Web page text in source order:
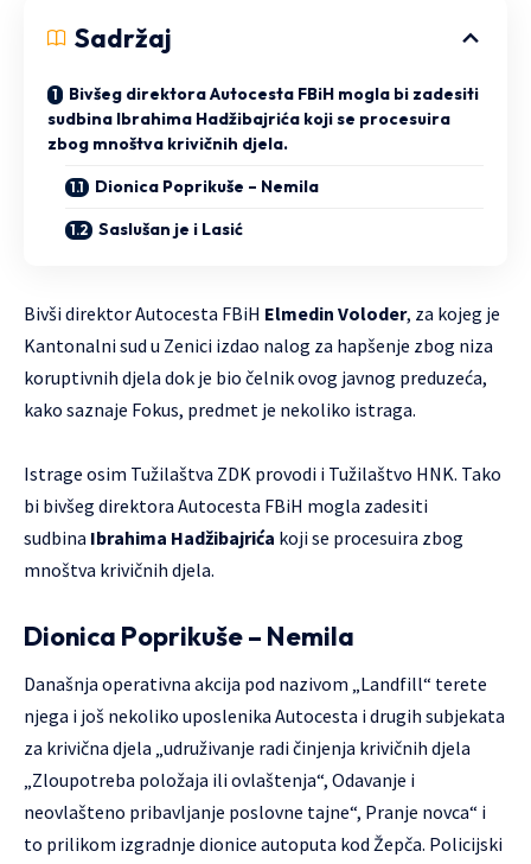
Sadržaj
Bivšeg direktora Autocesta FBiH mogla bi zadesiti
sudbina Ibrahima Hadžibajrića koji se procesuira
zbog mnoštva krivičnih djela.
Dionica Poprikuše – Nemila
Saslušan je i Lasić
Bivši direktor Autocesta FBiH Elmedin Voloder, za kojeg je
Kantonalni sud u Zenici izdao nalog za hapšenje zbog niza
koruptivnih djela dok je bio čelnik ovog javnog preduzeća,
kako saznaje Fokus, predmet je nekoliko istraga.
Istrage osim Tužilaštva ZDK provodi i Tužilaštvo HNK. Tako
bi bivšeg direktora Autocesta FBiH mogla zadesiti
sudbina Ibrahima Hadžibajrića koji se procesuira zbog
mnoštva krivičnih djela.
Dionica Poprikuše – Nemila
Današnja operativna akcija pod nazivom „Landfill“ terete
njega i još nekoliko uposlenika Autocesta i drugih subjekata
za krivična djela „udruživanje radi činjenja krivičnih djela
„Zloupotreba položaja ili ovlaštenja“, Odavanje i
neovlašteno pribavljanje poslovne tajne“, Pranje novca“ i
to prilikom izgradnje dionice autoputa kod Žepča. Policijski